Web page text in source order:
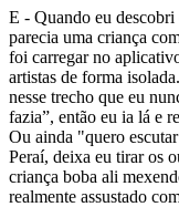
E - Quando eu
parecia uma criança
foi carregar no
artistas de forma
nesse trecho que eu
fazia”, então eu ia lá e
Ou ainda "quero
Peraí, deixa eu tirar os
criança boba ali
realmente assustado